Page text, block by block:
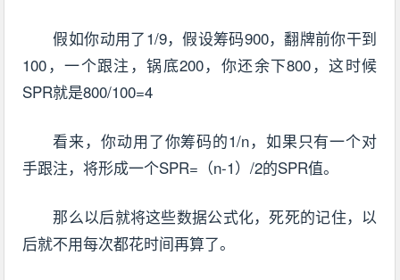
假如你动用了1/9，假设筹码900，翻牌前你干到
100，一个跟注，锅底200，你还余下800，这时候
SPR就是800/100=4
看来，你动用了你筹码的1/n，如果只有一个对
手跟注，将形成一个SPR=（n-1）/2的SPR值。
那么以后就将这些数据公式化，死死的记住，以
后就不用每次都花时间再算了。